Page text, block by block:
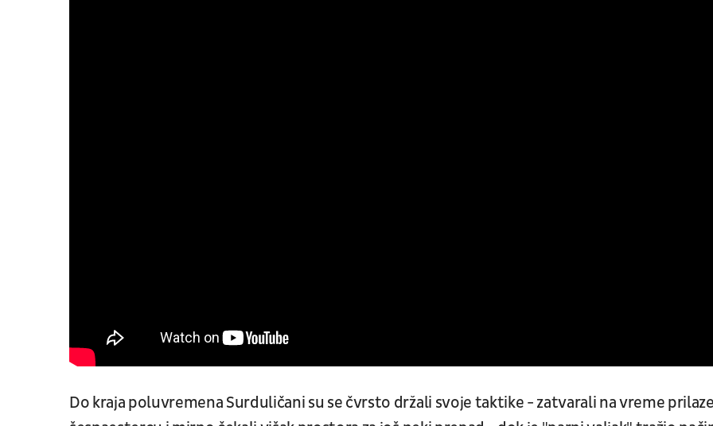
Do kraja poluvremena Surduličani su se čvrsto držali svoje taktike - zatvarali na vreme prilaze